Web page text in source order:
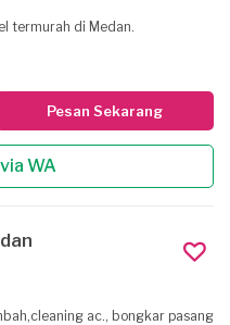
termurah di Medan.
Pesan Sekarang
WA
ac., bongkar pasang